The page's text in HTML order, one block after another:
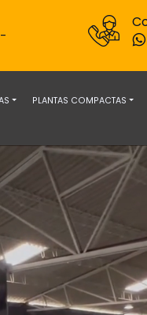
PLANTAS COMPACTAS